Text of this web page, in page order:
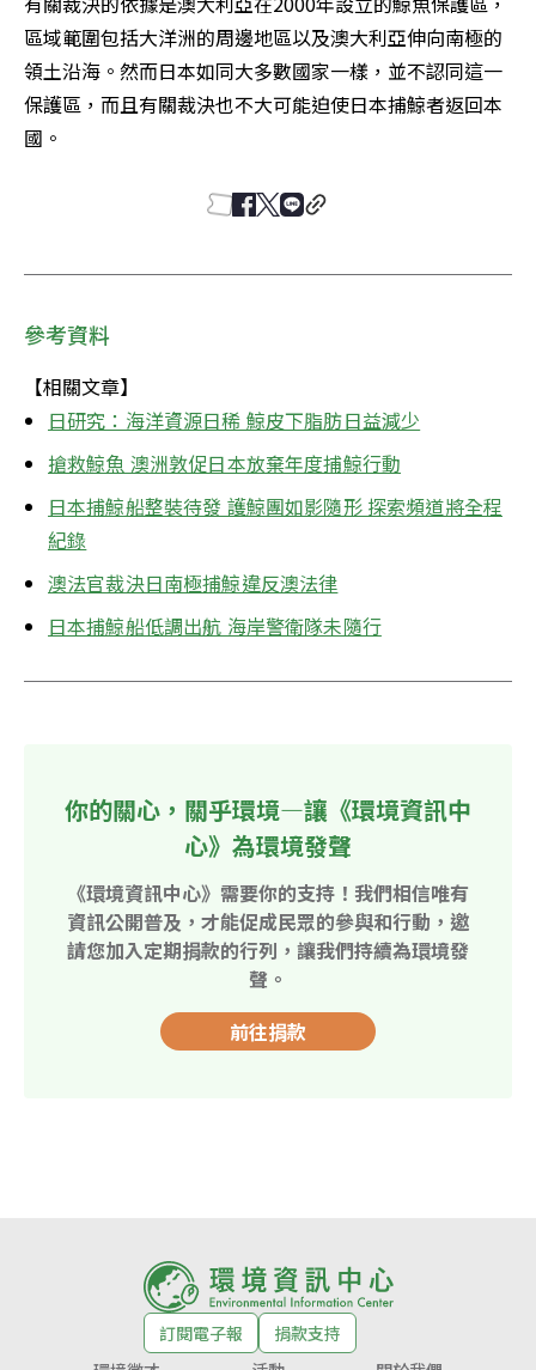
區域範圍包括大洋洲的周邊地區以及澳大利亞伸向南極的
領土沿海。然而日本如同大多數國家一樣，並不認同這一
保護區，而且有關裁決也不大可能迫使日本捕鯨者返回本
國。
參考資料
【相關文章】
日研究：海洋資源日稀 鯨皮下脂肪日益減少
搶救鯨魚 澳洲敦促日本放棄年度捕鯨行動
日本捕鯨船整裝待發 護鯨團如影隨形 探索頻道將全程
紀錄
澳法官裁決日南極捕鯨違反澳法律
日本捕鯨船低調出航 海岸警衛隊未隨行
你的關心，關乎環境—讓《環境資訊中
心》為環境發聲
《環境資訊中心》需要你的支持！我們相信唯有
資訊公開普及，才能促成民眾的參與和行動，邀
請您加入定期捐款的行列，讓我們持續為環境發
聲。
前往捐款
訂閱電子報
捐款支持